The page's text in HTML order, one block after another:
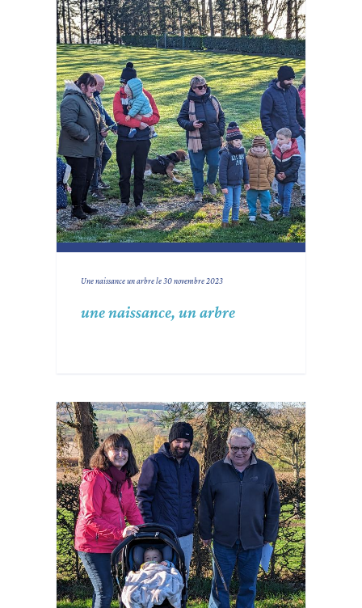
Une naissance un arbre le 30 novembre 2023
une naissance, un arbre